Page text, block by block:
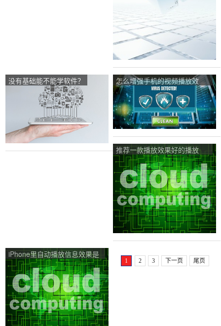
没有基础能不能学软件？
怎么增强手机的视频播放效
果？
推荐一款播放效果好的播放
器？
iPhone里自动播放信息效果是
什么？
1 2 3 下一页 尾页